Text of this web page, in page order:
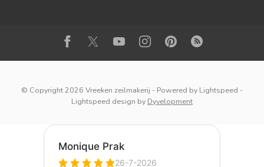
© Copyright 2026 Vreeken zeilmakerij - Powered by Lightspeed -
Lightspeed design by Dyvelopment